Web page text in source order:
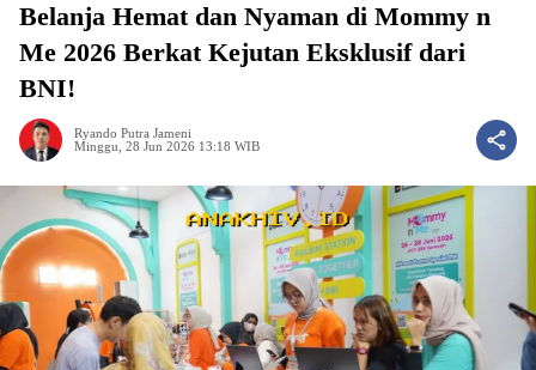
Belanja Hemat dan Nyaman di Mommy n
Me 2026 Berkat Kejutan Eksklusif dari
BNI!
Ryando Putra Jameni
Minggu, 28 Jun 2026 13:18 WIB